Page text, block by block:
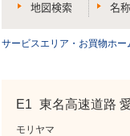
地図検索 名
サービスエリア・お買物ホー
E1 東名高速道路
モリヤマ